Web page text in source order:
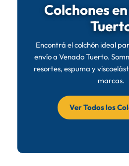
Colchones
Encontrá el colchón ideal
envío a Venado Tuerto.
resortes, espuma y
marcas.
Ver Todos los